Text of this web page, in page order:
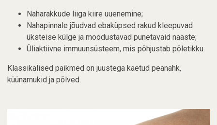
Naharakkude liiga kiire uuenemine;
Nahapinnale jõudvad ebaküpsed rakud kleepuvad
üksteise külge ja moodustavad punetavaid naaste;
Üliaktiivne immuunsüsteem, mis põhjustab põletikku.
Klassikalised paikmed on juustega kaetud peanahk,
küünarnukid ja põlved.